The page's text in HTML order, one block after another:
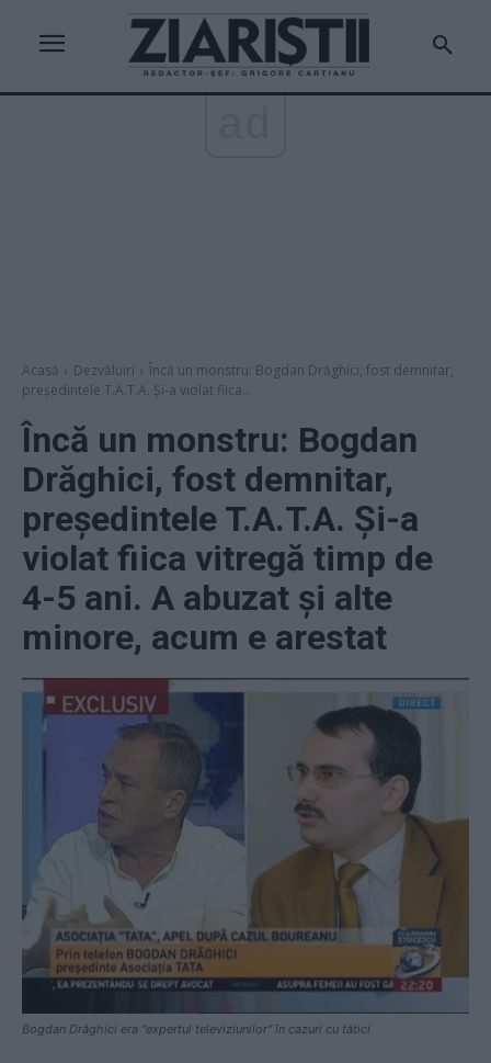
Acasă Dezvăluiri
Încă un monstru: Bogdan Drăghici, fost demnitar,
președintele T.A.T.A. Și-a violat fiica...
Încă un monstru: Bogdan
Drăghici, fost demnitar,
președintele T.A.T.A. Și-a
violat fiica vitregă timp de
4-5 ani. A abuzat și alte
minore, acum e arestat
Bogdan Drăghici era "expertul televiziunilor" în cazuri cu tătici